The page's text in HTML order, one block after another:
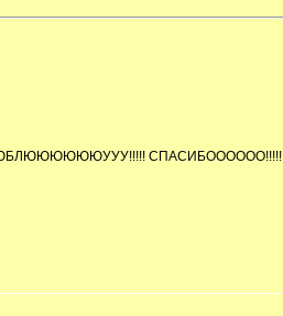
ЛЮБЛЮЮЮЮЮЮУУУ!!!!! СПАСИБОООООО!!!!!